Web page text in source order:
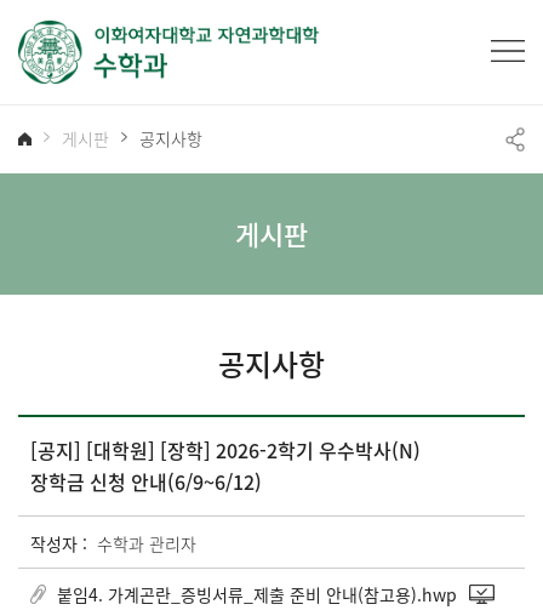
게시판 공지사항
게시판
공지사항
[공지] [대학원] [장학] 2026-2학기 우수박사(N)
장학금 신청 안내(6/9~6/12)
작성자 : 수학과 관리자
붙임4. 가계곤란_증빙서류_제출 준비 안내(참고용).hwp